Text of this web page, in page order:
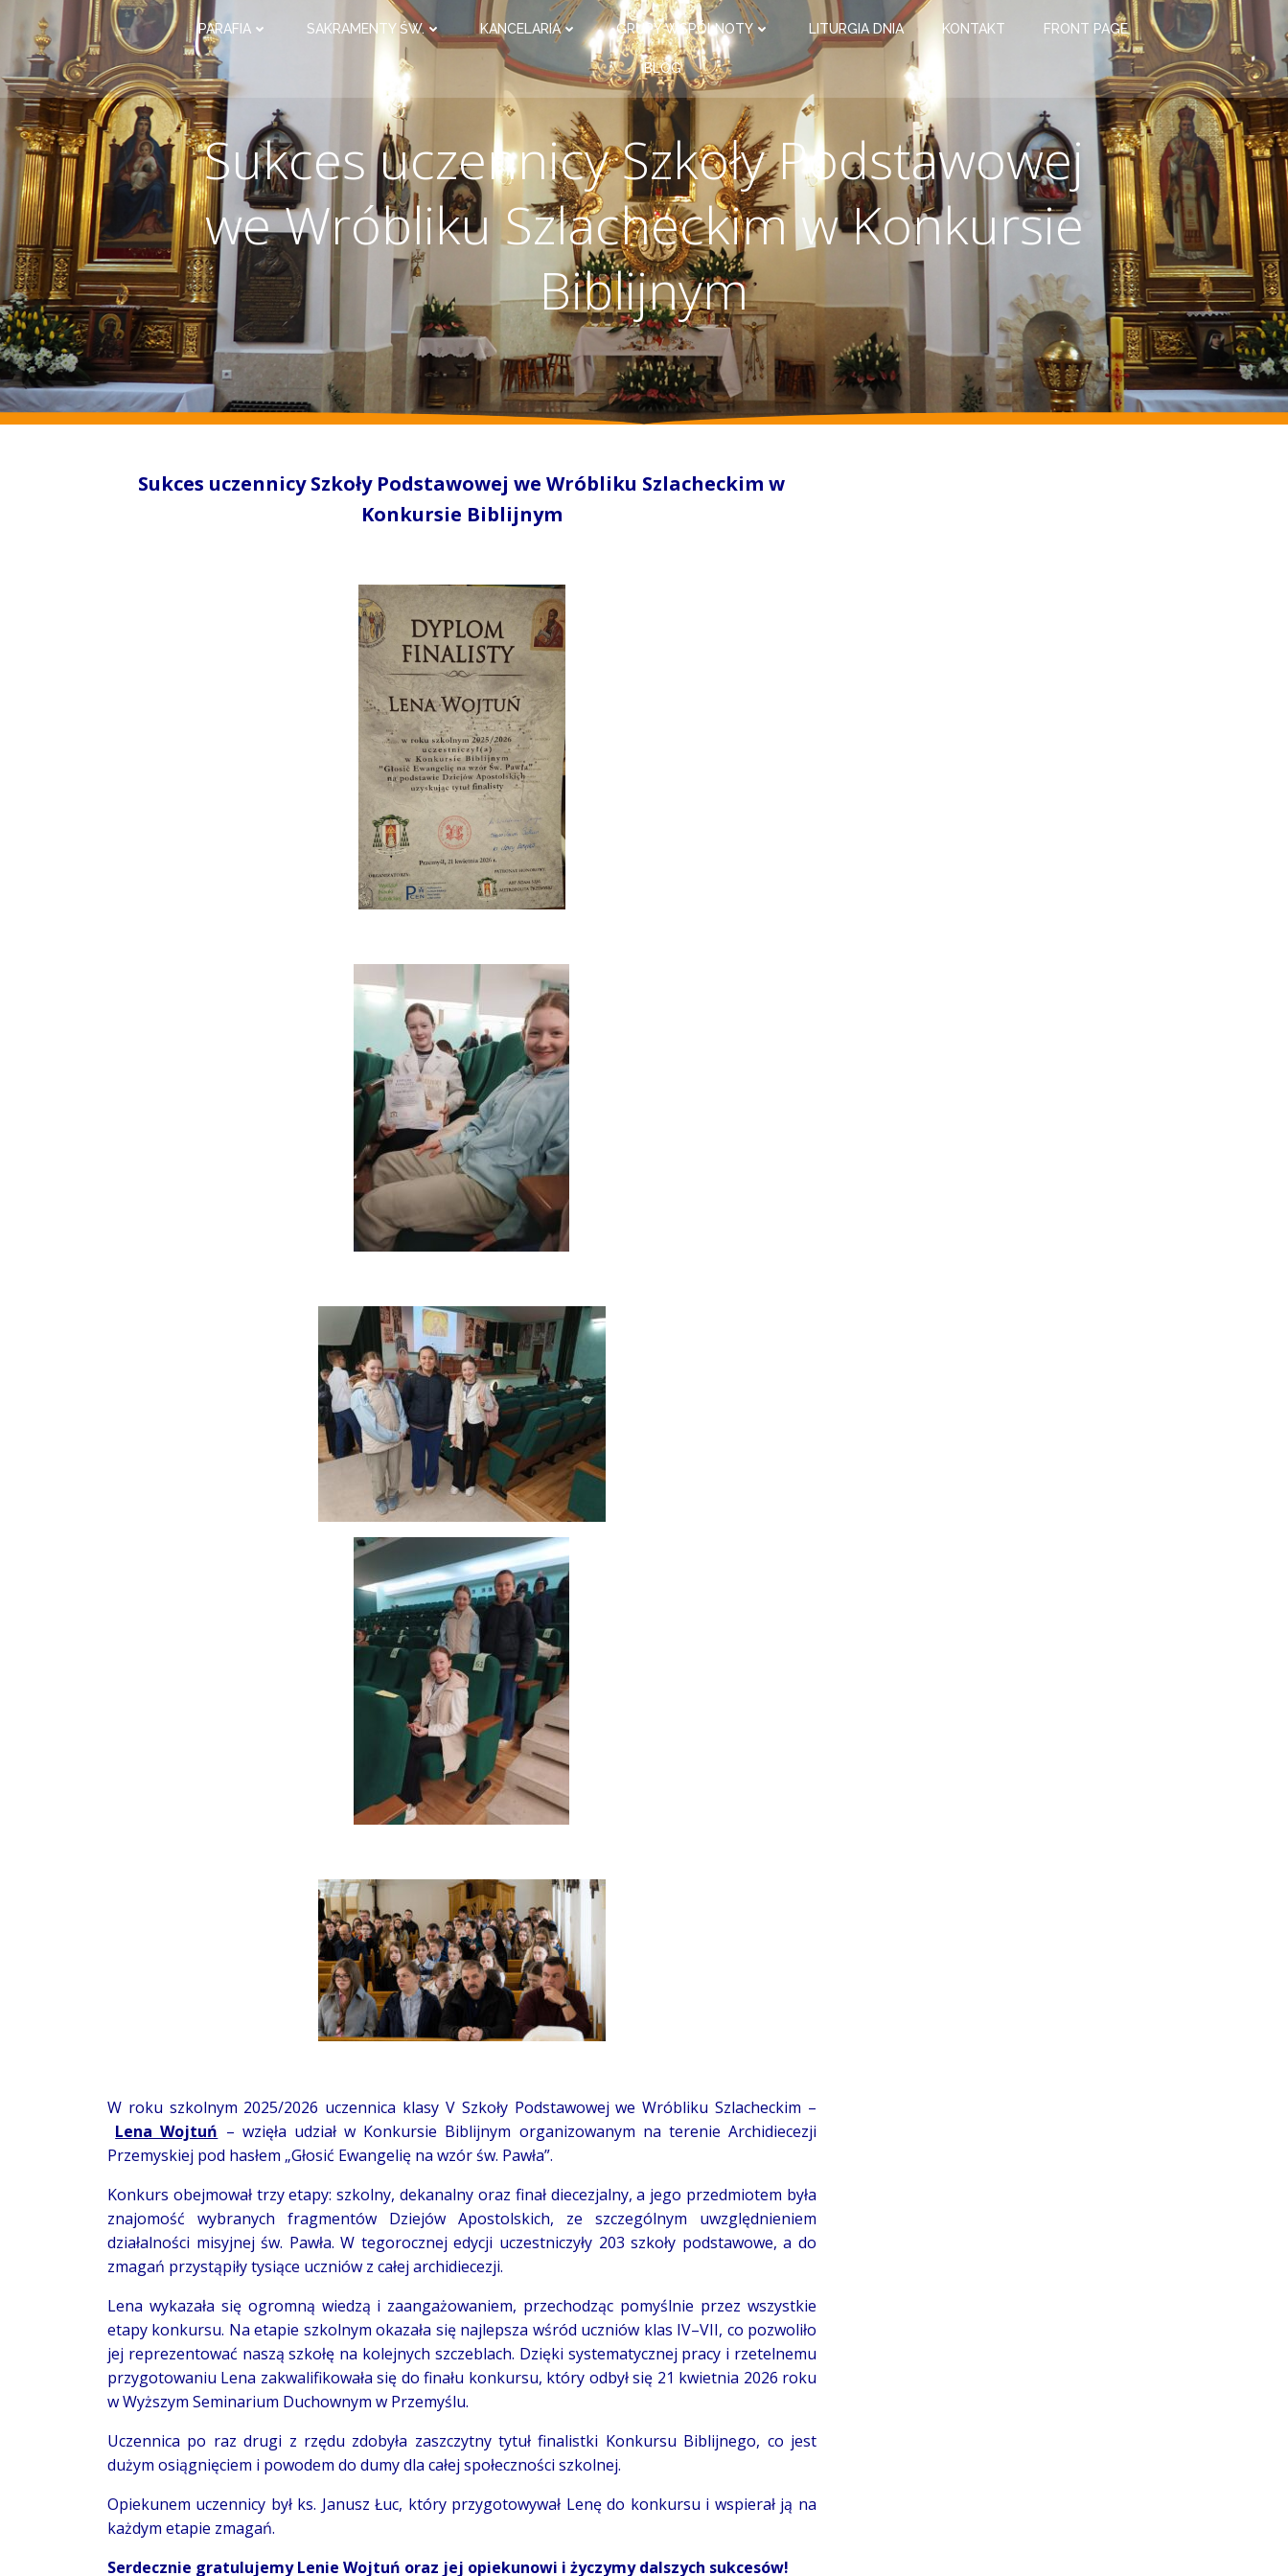
PARAFIA SAKRAMENTY ŚW. KANCELARIA GRUPY WSPÓLNOTY LITURGIA DNIA KONTAKT FRONT PAGE
BLOG
Sukces uczennicy Szkoły Podstawowej
we Wróbliku Szlacheckim w Konkursie
Biblijnym
Sukces uczennicy Szkoły Podstawowej we Wróbliku Szlacheckim w
Konkursie Biblijnym
W roku szkolnym 2025/2026 uczennica klasy V Szkoły Podstawowej we Wróbliku Szlacheckim –
Lena Wojtuń – wzięła udział w Konkursie Biblijnym organizowanym na terenie Archidiecezji
Przemyskiej pod hasłem „Głosić Ewangelię na wzór św. Pawła”.
Konkurs obejmował trzy etapy: szkolny, dekanalny oraz finał diecezjalny, a jego przedmiotem była
znajomość wybranych fragmentów Dziejów Apostolskich, ze szczególnym uwzględnieniem
działalności misyjnej św. Pawła. W tegorocznej edycji uczestniczyły 203 szkoły podstawowe, a do
zmagań przystąpiły tysiące uczniów z całej archidiecezji.
Lena wykazała się ogromną wiedzą i zaangażowaniem, przechodząc pomyślnie przez wszystkie
etapy konkursu. Na etapie szkolnym okazała się najlepsza wśród uczniów klas IV–VII, co pozwoliło
jej reprezentować naszą szkołę na kolejnych szczeblach. Dzięki systematycznej pracy i rzetelnemu
przygotowaniu Lena zakwalifikowała się do finału konkursu, który odbył się 21 kwietnia 2026 roku
w Wyższym Seminarium Duchownym w Przemyślu.
Uczennica po raz drugi z rzędu zdobyła zaszczytny tytuł finalistki Konkursu Biblijnego, co jest
dużym osiągnięciem i powodem do dumy dla całej społeczności szkolnej.
Opiekunem uczennicy był ks. Janusz Łuc, który przygotowywał Lenę do konkursu i wspierał ją na
każdym etapie zmagań.
Serdecznie gratulujemy Lenie Wojtuń oraz jej opiekunowi i życzymy dalszych sukcesów!